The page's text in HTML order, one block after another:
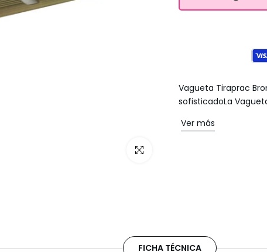
Haz clic para ampliar
Vagueta Tiraprac
sofisticadoLa
Ver más
FICHA TÉCNICA